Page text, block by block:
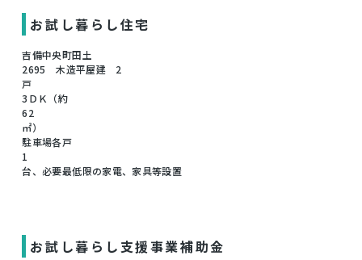
お試し暮らし住宅
吉備中央町田土
2695 木造平屋建 2
戸
3ＤＫ（約
62
㎡）
駐車場各戸
1
台、必要最低限の家電、家具等設置
お試し暮らし支援事業補助金